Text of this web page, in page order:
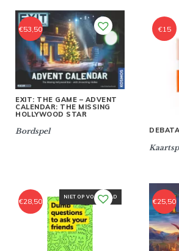
EXIT: THE GAME – ADVENT
CALENDAR: THE MISSING
HOLLYWOOD STAR
Bordspel
€53,50 €15
NIET OP VOORRAAD
€28,50 €25,50